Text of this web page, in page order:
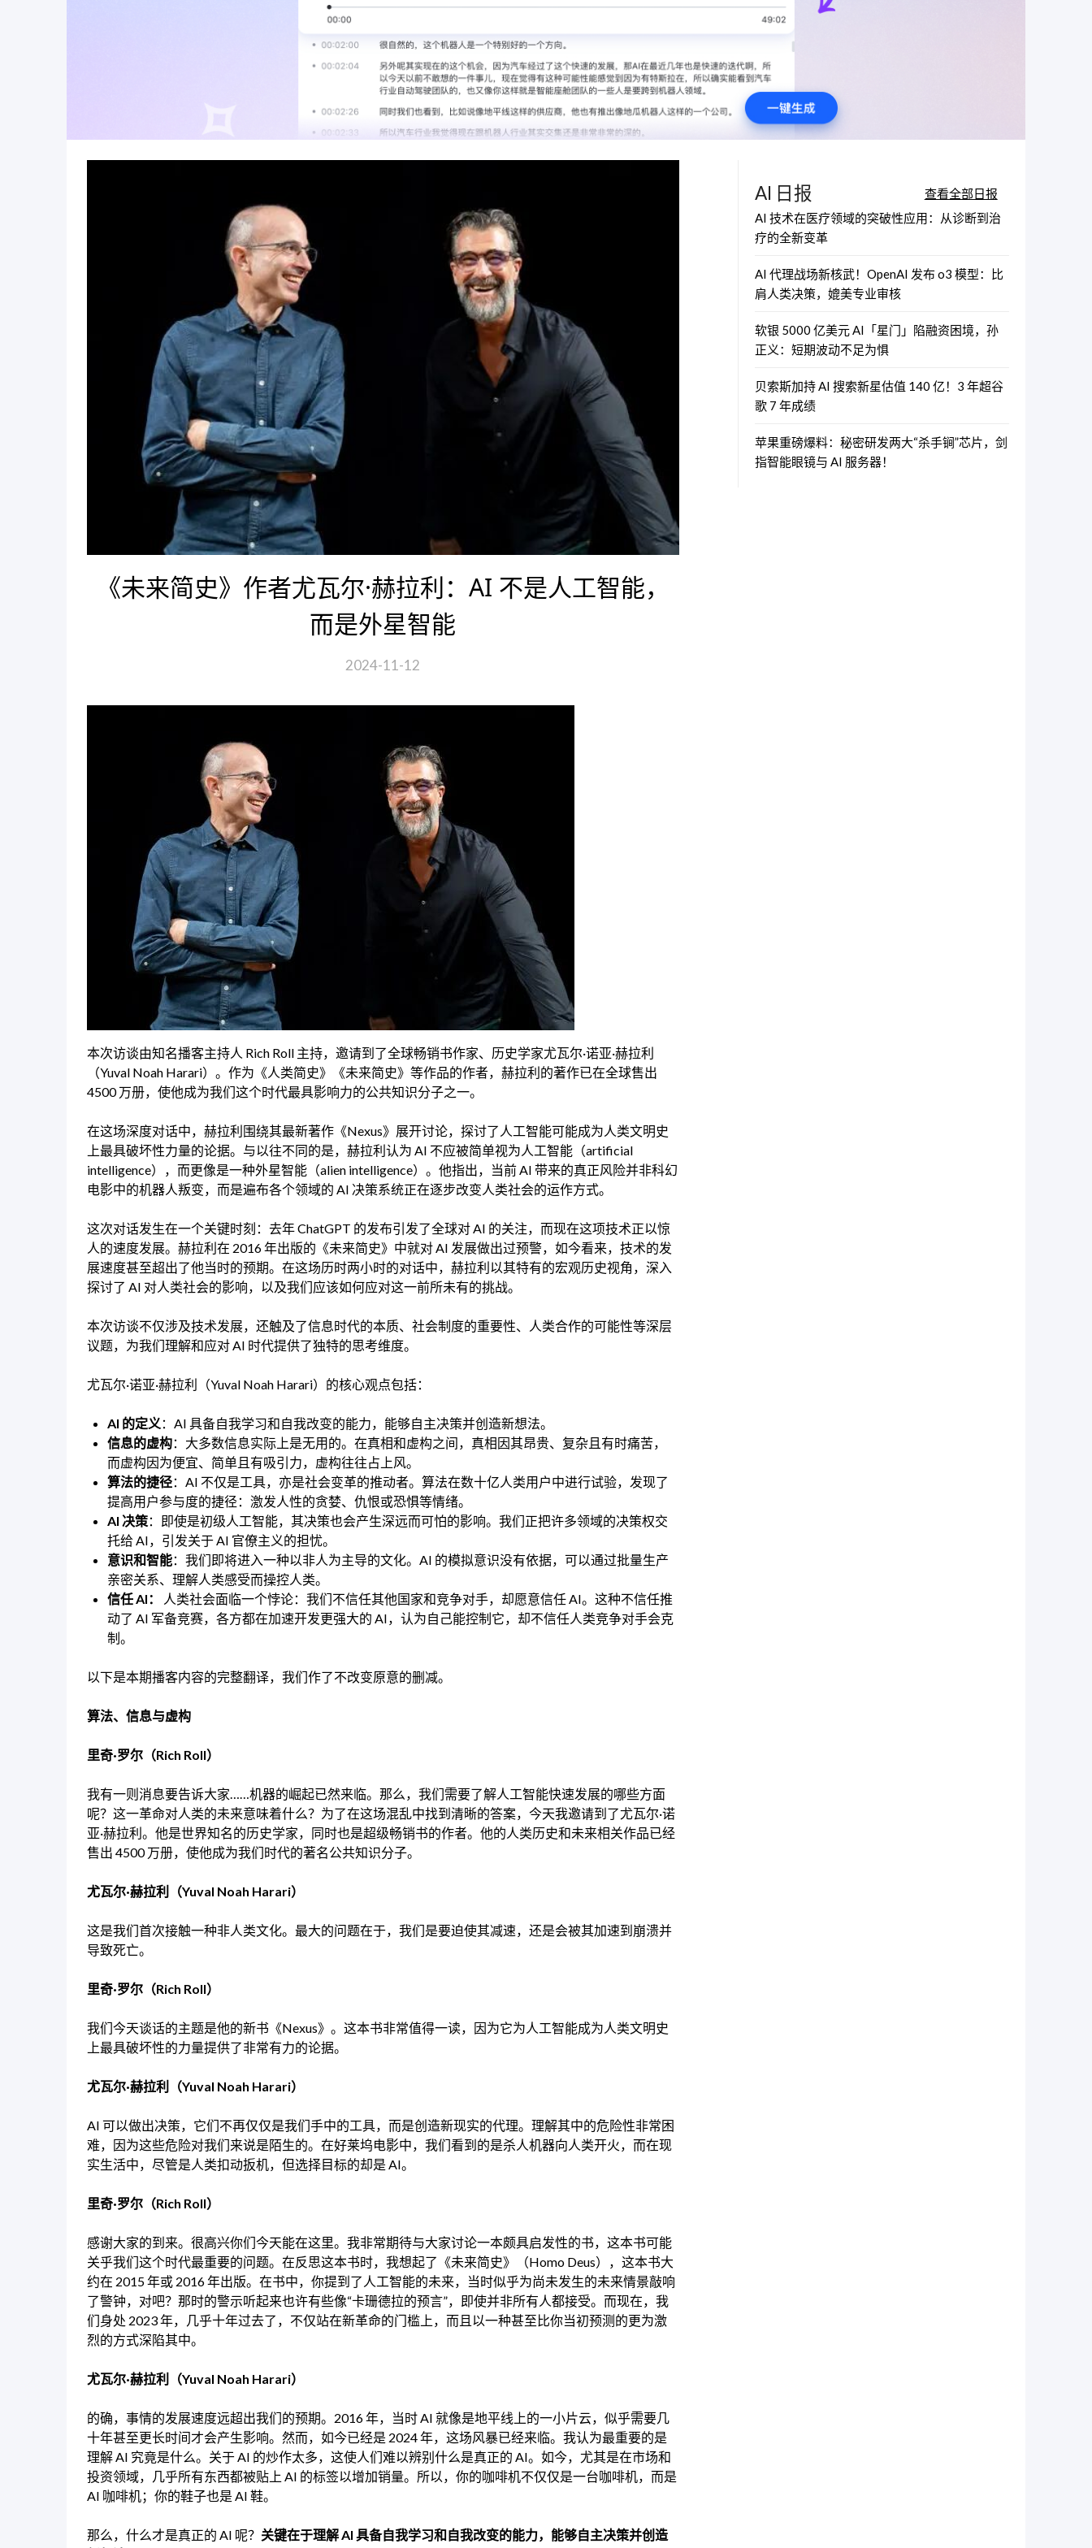
《未来简史》作者尤瓦尔·赫拉利：AI 不是人工智能，
而是外星智能
2024-11-12
本次访谈由知名播客主持人 Rich Roll 主持，邀请到了全球畅销书作家、历史学家尤瓦尔·诺亚·赫拉利
（Yuval Noah Harari）。作为《人类简史》《未来简史》等作品的作者，赫拉利的著作已在全球售出
4500 万册，使他成为我们这个时代最具影响力的公共知识分子之一。
在这场深度对话中，赫拉利围绕其最新著作《Nexus》展开讨论，探讨了人工智能可能成为人类文明史
上最具破坏性力量的论据。与以往不同的是，赫拉利认为 AI 不应被简单视为人工智能（artificial
intelligence），而更像是一种外星智能（alien intelligence）。他指出，当前 AI 带来的真正风险并非科幻
电影中的机器人叛变，而是遍布各个领域的 AI 决策系统正在逐步改变人类社会的运作方式。
这次对话发生在一个关键时刻：去年 ChatGPT 的发布引发了全球对 AI 的关注，而现在这项技术正以惊
人的速度发展。赫拉利在 2016 年出版的《未来简史》中就对 AI 发展做出过预警，如今看来，技术的发
展速度甚至超出了他当时的预期。在这场历时两小时的对话中，赫拉利以其特有的宏观历史视角，深入
探讨了 AI 对人类社会的影响，以及我们应该如何应对这一前所未有的挑战。
本次访谈不仅涉及技术发展，还触及了信息时代的本质、社会制度的重要性、人类合作的可能性等深层
议题，为我们理解和应对 AI 时代提供了独特的思考维度。
尤瓦尔·诺亚·赫拉利（Yuval Noah Harari）的核心观点包括：
AI 的定义 ：AI 具备自我学习和自我改变的能力，能够自主决策并创造新想法。
信息的虚构：大多数信息实际上是无用的。在真相和虚构之间，真相因其昂贵、复杂且有时痛苦，
而虚构因为便宜、简单且有吸引力，虚构往往占上风。
算法的捷径：AI 不仅是工具，亦是社会变革的推动者。算法在数十亿人类用户中进行试验，发现了
提高用户参与度的捷径：激发人性的贪婪、仇恨或恐惧等情绪。
AI 决策：即使是初级人工智能，其决策也会产生深远而可怕的影响。我们正把许多领域的决策权交
托给 AI，引发关于 AI 官僚主义的担忧。
意识和智能：我们即将进入一种以非人为主导的文化。AI 的模拟意识没有依据，可以通过批量生产
亲密关系、理解人类感受而操控人类。
信任 AI：
人类社会面临一个悖论：我们不信任其他国家和竞争对手，却愿意信任 AI。这种不信任推
动了 AI 军备竞赛，各方都在加速开发更强大的 AI，认为自己能控制它，却不信任人类竞争对手会克
制。
以下是本期播客内容的完整翻译，我们作了不改变原意的删减。
算法、信息与虚构
里奇·罗尔（Rich Roll）
我有一则消息要告诉大家……机器的崛起已然来临。那么，我们需要了解人工智能快速发展的哪些方面
呢？这一革命对人类的未来意味着什么？为了在这场混乱中找到清晰的答案，今天我邀请到了尤瓦尔·诺
亚·赫拉利。他是世界知名的历史学家，同时也是超级畅销书的作者。他的人类历史和未来相关作品已经
售出 4500 万册，使他成为我们时代的著名公共知识分子。
尤瓦尔·赫拉利（Yuval Noah Harari）
这是我们首次接触一种非人类文化。最大的问题在于，我们是要迫使其减速，还是会被其加速到崩溃并
导致死亡。
里奇·罗尔（Rich Roll）
我们今天谈话的主题是他的新书《Nexus》。这本书非常值得一读，因为它为人工智能成为人类文明史
上最具破坏性的力量提供了非常有力的论据。
尤瓦尔·赫拉利（Yuval Noah Harari）
AI 可以做出决策，它们不再仅仅是我们手中的工具，而是创造新现实的代理。理解其中的危险性非常困
难，因为这些危险对我们来说是陌生的。在好莱坞电影中，我们看到的是杀人机器向人类开火，而在现
实生活中，尽管是人类扣动扳机，但选择目标的却是 AI。
里奇·罗尔（Rich Roll）
感谢大家的到来。很高兴你们今天能在这里。我非常期待与大家讨论一本颇具启发性的书，这本书可能
关乎我们这个时代最重要的问题。在反思这本书时，我想起了《未来简史》（Homo Deus），这本书大
约在 2015 年或 2016 年出版。在书中，你提到了人工智能的未来，当时似乎为尚未发生的未来情景敲响
了警钟，对吧？那时的警示听起来也许有些像“卡珊德拉的预言”，即使并非所有人都接受。而现在，我
们身处 2023 年，几乎十年过去了，不仅站在新革命的门槛上，而且以一种甚至比你当初预测的更为激
烈的方式深陷其中。
尤瓦尔·赫拉利（Yuval Noah Harari）
的确，事情的发展速度远超出我们的预期。2016 年，当时 AI 就像是地平线上的一小片云，似乎需要几
十年甚至更长时间才会产生影响。然而，如今已经是 2024 年，这场风暴已经来临。我认为最重要的是
理解 AI 究竟是什么。关于 AI 的炒作太多，这使人们难以辨别什么是真正的 AI。如今，尤其是在市场和
投资领域，几乎所有东西都被贴上 AI 的标签以增加销量。所以，你的咖啡机不仅仅是一台咖啡机，而是
AI 咖啡机；你的鞋子也是 AI 鞋。
那么，什么才是真正的 AI 呢？ 关键在于理解 AI 具备自我学习和自我改变的能力，能够自主决策并创造
AI 日报
查看全部日报
AI 技术在医疗领域的突破性应用：从诊断到治
疗的全新变革
AI 代理战场新核武！OpenAI 发布 o3 模型：比
肩人类决策，媲美专业审核
软银 5000 亿美元 AI「星门」陷融资困境，孙
正义：短期波动不足为惧
贝索斯加持 AI 搜索新星估值 140 亿！3 年超谷
歌 7 年成绩
苹果重磅爆料：秘密研发两大“杀手锏”芯片，剑
指智能眼镜与 AI 服务器！